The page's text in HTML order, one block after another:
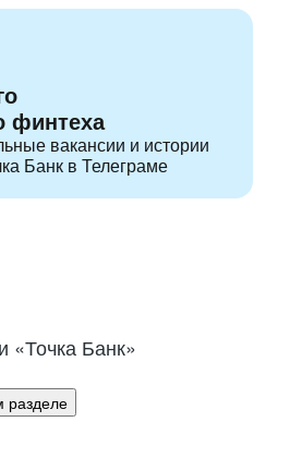
финтеха
вакансии и истории
Банк в Телеграме
«Точка Банк»
разделе